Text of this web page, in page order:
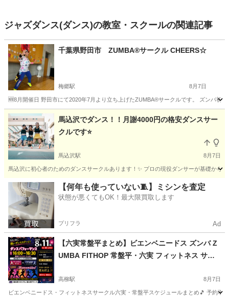
ジャズダンス(ダンス)の教室・スクールの関連記事
千葉県野田市 ZUMBA®サークル CHEERS☆
梅郷駅 8月7日
🆕8月開催日 野田市にて2020年7月より立ち上げたZUMBA®サークルです。 ズンバ初
千葉 野田市 梅郷駅 ズンバ ZUMBA
馬込沢でダンス！！月謝4000円の格安ダンスサー
クルです⭐️
馬込沢駅 8月7日
馬込沢に初心者のためのダンスサークルあります！✨ プロの現役ダンサーが基礎か
千葉 鎌ケ谷市 馬込沢駅 ヒップホップ サークル
【何年も使っていない🧵】ミシンを査定
状態が悪くてもOK！最大限買取します
プリフラ Ad
【六実常盤平まとめ】ビエンベニードス ズンバ Z
UMBA FITHOP 常盤平・六実 フィットネス サー
康 ダイエット 仲間作り 安価でも価値のあるレッ
スンを
高柳駅 8月7日
ビエンベニードス・フィットネスサークル六実・常盤平スケジュールまとめ🎵 予約